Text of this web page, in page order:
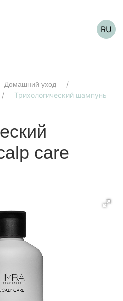
RU
Домашний уход
Трихологический шампунь
care